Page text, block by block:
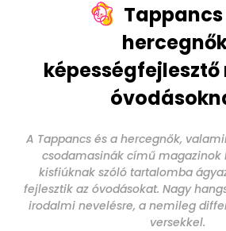
Tappancs
A Tappancs és a hercegnők,
csodamasinák című magazinok
kisfiúknak szóló tartalomba
fejlesztik az óvodásokat. Nagy
irodalmi nevelésre, a nemileg
versekkel.